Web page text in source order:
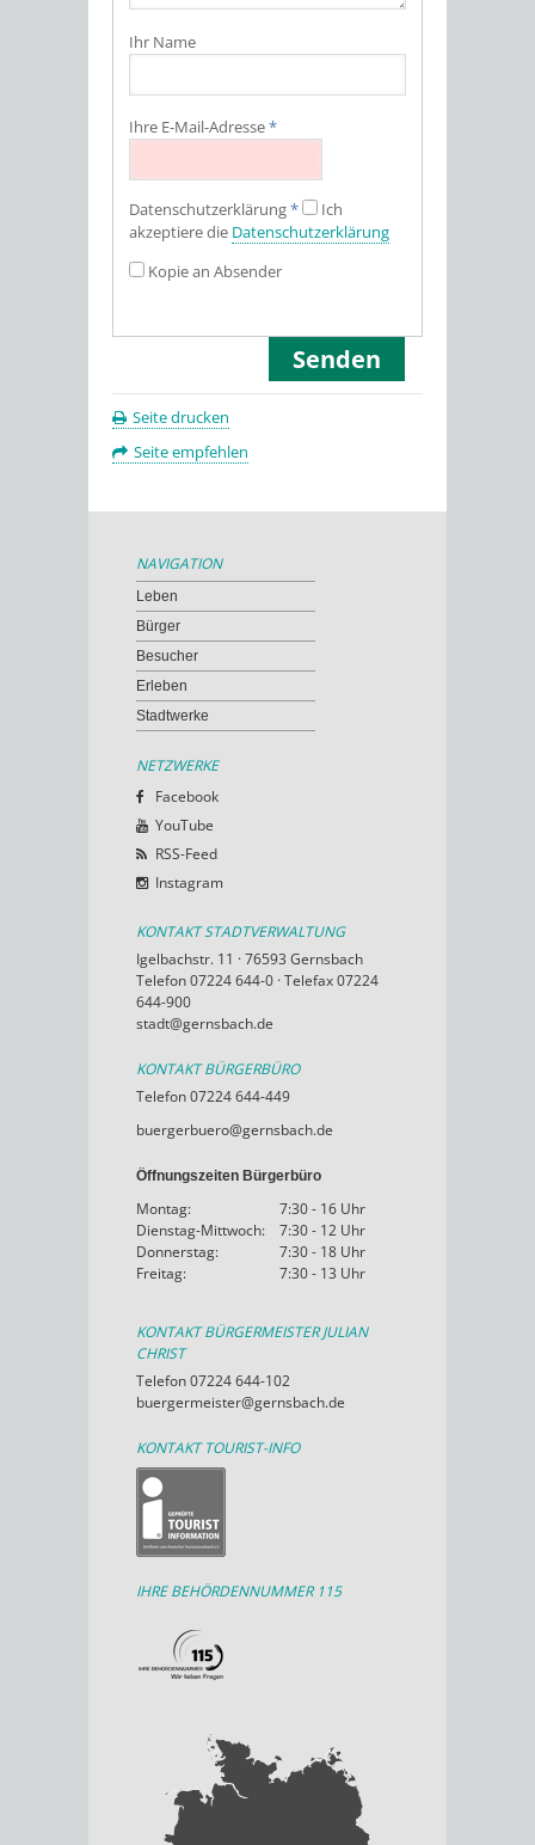
Ihr Name
Ihre E-Mail-Adresse*
Datenschutz­erklärung*
Ich
akzeptiere die Datenschutz­erklärung
Kopie an Absender
Seite drucken
Seite empfehlen
NAVIGATION
Leben
Bürger
Besucher
Erleben
Stadtwerke
NETZWERKE
Facebook
YouTube
RSS-Feed
Instagram
KONTAKT STADTVERWALTUNG
Igelbachstr. 11 · 76593 Gernsbach
Telefon 07224 644-0 · Telefax 07224
644-900
stadt@gernsbach.de
KONTAKT BÜRGERBÜRO
Telefon 07224 644-449
buergerbuero@gernsbach.de
Öffnungszeiten Bürgerbüro
Montag:
7:30 - 16 Uhr
Dienstag-Mittwoch:
7:30 - 12 Uhr
Donnerstag:
7:30 - 18 Uhr
Freitag:
7:30 - 13 Uhr
KONTAKT BÜRGERMEISTER JULIAN
CHRIST
Telefon 07224 644-102
buergermeister@gernsbach.de
KONTAKT TOURIST-INFO
IHRE BEHÖRDENNUMMER 115